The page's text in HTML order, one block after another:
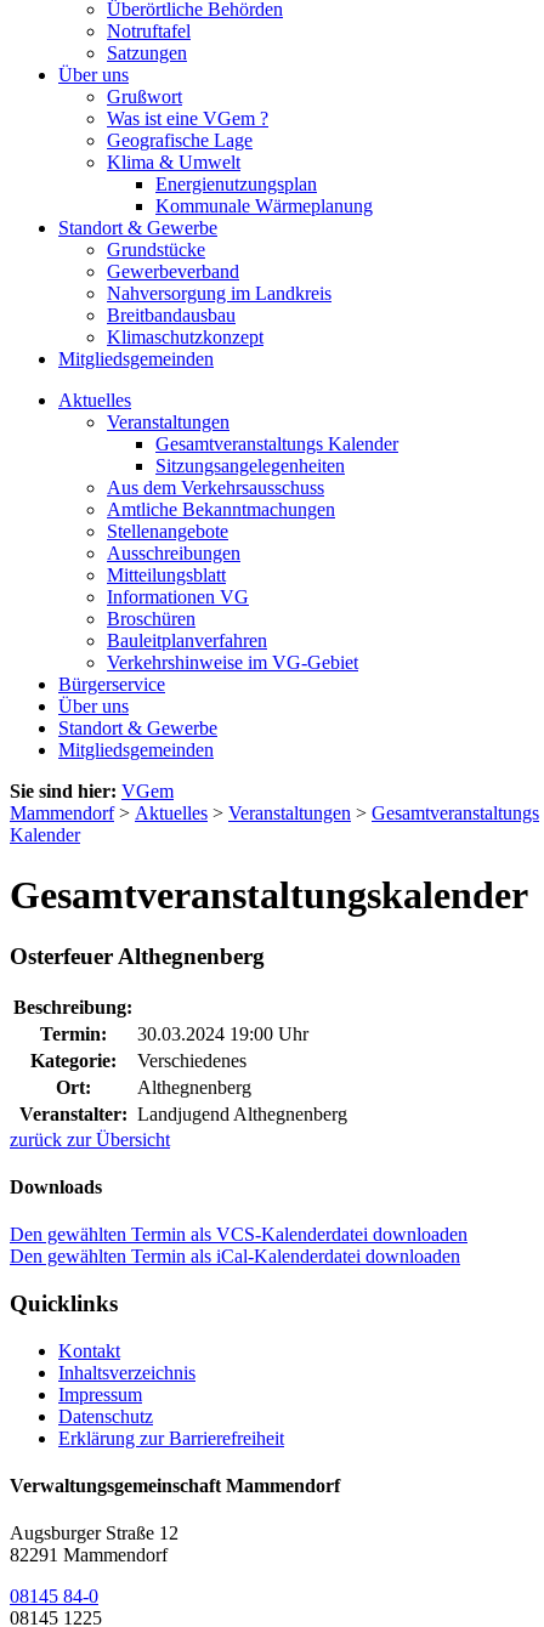
Überörtliche Behörden
Notruftafel
Satzungen
Über uns
Grußwort
Was ist eine VGem ?
Geografische Lage
Klima & Umwelt
Energienutzungsplan
Kommunale Wärmeplanung
Standort & Gewerbe
Grundstücke
Gewerbeverband
Nahversorgung im Landkreis
Breitbandausbau
Klimaschutzkonzept
Mitgliedsgemeinden
Aktuelles
Veranstaltungen
Gesamtveranstaltungs Kalender
Sitzungsangelegenheiten
Aus dem Verkehrsausschuss
Amtliche Bekanntmachungen
Stellenangebote
Ausschreibungen
Mitteilungsblatt
Informationen VG
Broschüren
Bauleitplanverfahren
Verkehrshinweise im VG-Gebiet
Bürgerservice
Über uns
Standort & Gewerbe
Mitgliedsgemeinden
Sie sind hier: VGem
Mammendorf> Aktuelles > Veranstaltungen > Gesamtveranstaltungs
Kalender
Gesamtveranstaltungskalender
Osterfeuer Althegnenberg
Beschreibung:
Termin:
30.03.2024 19:00 Uhr
Kategorie:
Verschiedenes
Ort:
Althegnenberg
Veranstalter: Landjugend Althegnenberg
zurück zur Übersicht
Downloads
Den gewählten Termin als VCS-Kalenderdatei downloaden
Den gewählten Termin als iCal-Kalenderdatei downloaden
Quicklinks
Kontakt
Inhaltsverzeichnis
Impressum
Datenschutz
Erklärung zur Barrierefreiheit
Verwaltungsgemeinschaft Mammendorf
Augsburger Straße 12
82291 Mammendorf
08145 84-0
08145 1225